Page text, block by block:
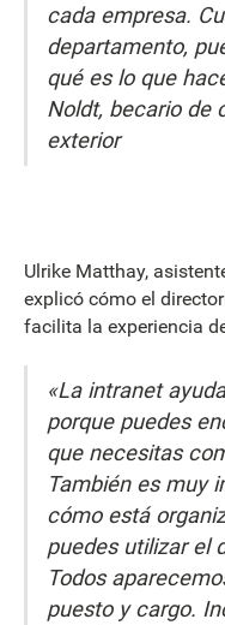
cada empresa.
departamento,
qué es lo que
Noldt, becario de
exterior
Ulrike Matthay,
explicó cómo el
facilita la experiencia
«La intranet
porque puedes
que necesitas
También es muy
cómo está
puedes utilizar el
Todos
puesto y cargo.